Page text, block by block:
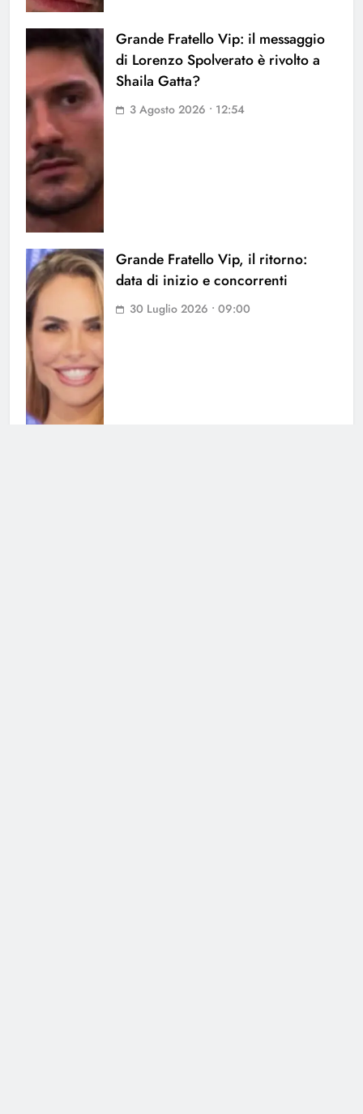
Grande Fratello Vip: il messaggio
di Lorenzo Spolverato è rivolto a
Shaila Gatta?
3 Agosto 2026 • 12:54
Grande Fratello Vip, il ritorno:
data di inizio e concorrenti
30 Luglio 2026 • 09:00